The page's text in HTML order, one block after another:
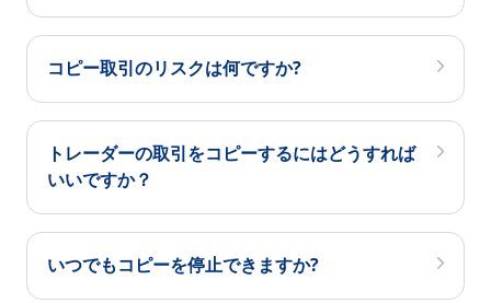
コピー取引のリスクは何ですか?
トレーダーの取引をコピーするにはどうすれば
いいですか？
いつでもコピーを停止できますか?